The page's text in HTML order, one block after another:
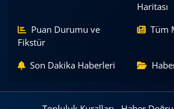
Haritası
Puan Durumu ve
Fikstür
Tüm
Son Dakika Haberleri